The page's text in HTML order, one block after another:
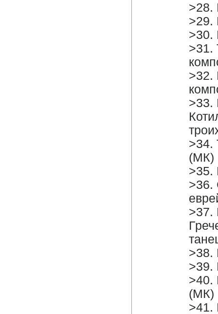
>28.
>29.
>30.
>31.
>32.
>33.
>34.
(МК)
>35.
>36.
>37.
>38.
>39.
>40.
(МК)
>41.